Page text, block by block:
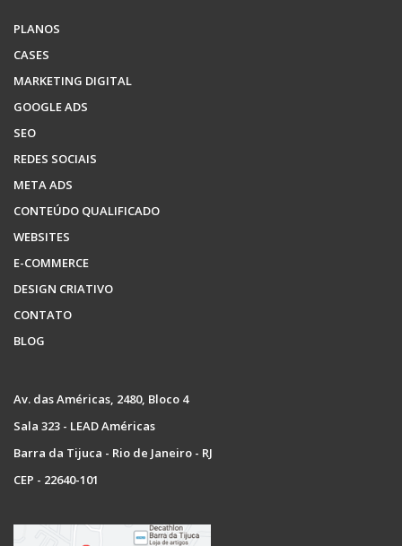
PLANOS
CASES
MARKETING DIGITAL
GOOGLE ADS
SEO
REDES SOCIAIS
META ADS
CONTEÚDO QUALIFICADO
WEBSITES
E-COMMERCE
DESIGN CRIATIVO
CONTATO
BLOG
Av. das Américas, 2480, Bloco 4
Sala 323 - LEAD Américas
Barra da Tijuca - Rio de Janeiro - RJ
CEP - 22640-101